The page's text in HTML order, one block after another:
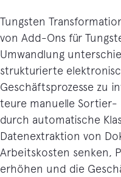
Tungsten
von Add-Ons für
Umwandlung
strukturierte
Geschäftsprozesse zu
teure manuelle Sortier-
durch automatische
Datenextraktion von
Arbeitskosten senken,
erhöhen und die